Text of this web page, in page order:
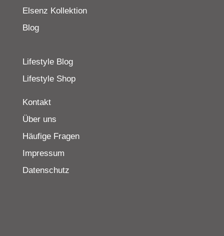
Elsenz Kollektion
Blog
Lifestyle Blog
Lifestyle Shop
Kontakt
Über uns
Häufige Fragen
Impressum
Datenschutz